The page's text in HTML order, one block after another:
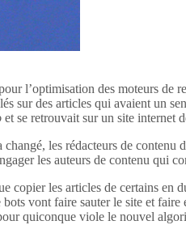
l’optimisation des moteurs
sur des articles qui avaient un
et se retrouvait sur un site internet
changé, les rédacteurs de contenu
les auteurs de contenu qui
copier les articles de certains
vont faire sauter le site et
quiconque viole le nouvel